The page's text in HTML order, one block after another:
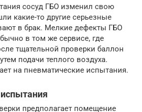
сосуд ГБО изменил свою
какие-то другие серьезные
в брак. Мелкие дефекты ГБО
в том же сервисе, где
тщательной проверки баллон
подачи теплого воздуха.
на пневматические испытания.
предполагает помещение